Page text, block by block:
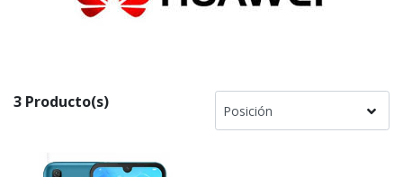
3 Producto(s)